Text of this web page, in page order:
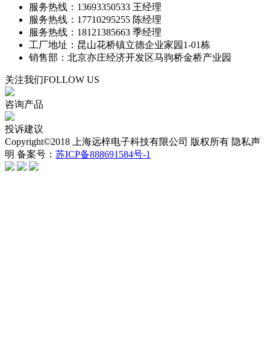
服务热线：13693350533 王经理
服务热线：17710295255 陈经理
服务热线：18121385663 季经理
工厂地址：昆山花桥镇立德企业家园1-01栋
销售部：北京亦庄经济开发区马驹桥金桥产业园
关注我们FOLLOW US
咨询产品
投诉建议
Copyright©2018 上海远梓电子科技有限公司 版权所有 隐私声
明 备案号： 苏ICP备888691584号-1